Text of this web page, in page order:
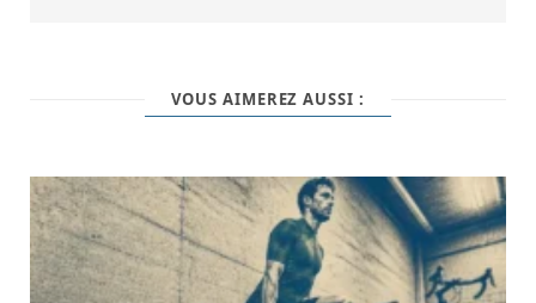
VOUS AIMEREZ AUSSI :